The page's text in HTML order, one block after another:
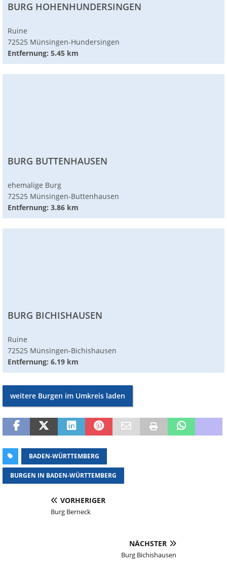
BURG HOHENHUNDERSINGEN
Ruine
72525 Münsingen-Hundersingen
Entfernung: 5.45 km
BURG BUTTENHAUSEN
ehemalige Burg
72525 Münsingen-Buttenhausen
Entfernung: 3.86 km
BURG BICHISHAUSEN
Ruine
72525 Münsingen-Bichishausen
Entfernung: 6.19 km
weitere Burgen im Umkreis laden
BADEN-WÜRTTEMBERG
BURGEN IN BADEN-WÜRTTEMBERG
VORHERIGER
Burg Berneck
NÄCHSTER
Burg Bichishausen